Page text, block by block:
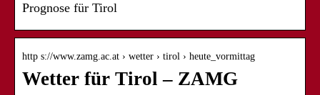
Prognose für Tirol
http s://www.zamg.ac.at › wetter › tirol › heute_vormittag
Wetter für Tirol – ZAMG